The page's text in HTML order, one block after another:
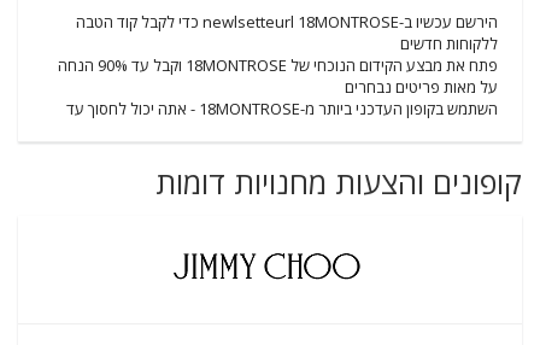
הירשם עכשיו ב-newlsetteurl 18MONTROSE כדי לקבל קוד הטבה
ללקוחות חדשים
פתח את מבצע הקידום הנוכחי של 18MONTROSE וקבל עד 90% הנחה
על מאות פריטים נבחרים
השתמש בקופון העדכני ביותר מ-18MONTROSE - אתה יכול לחסוך עד
קופונים והצעות מחנויות דומות